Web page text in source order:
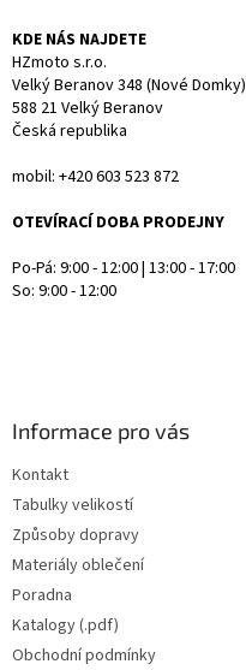
KDE NÁS NAJDETE
HZmoto s.r.o.
Velký Beranov 348 (Nové Domky)
588 21 Velký Beranov
Česká republika
mobil: +420 603 523 872
OTEVÍRACÍ DOBA PRODEJNY
Po-Pá: 9:00 - 12:00 | 13:00 - 17:00
So: 9:00 - 12:00
Informace pro vás
Kontakt
Tabulky velikostí
Způsoby dopravy
Materiály oblečení
Poradna
Katalogy (.pdf)
Obchodní podmínky